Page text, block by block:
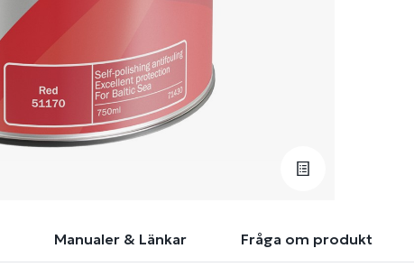
Manualer & Länkar Fråga om produkt